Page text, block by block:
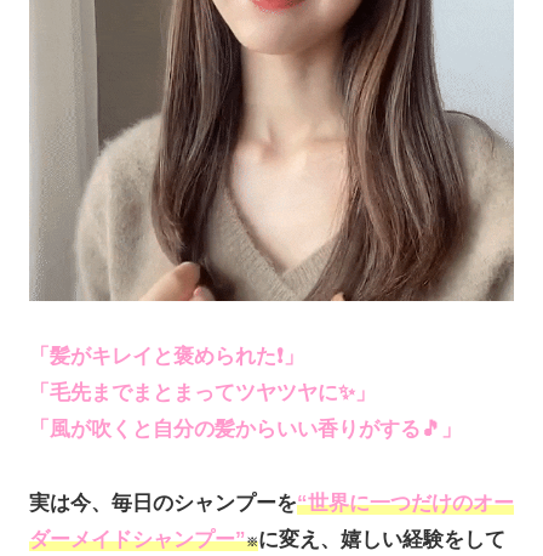
「髪がキレイと褒められた❗」
「毛先までまとまってツヤツヤに✨」
「風が吹くと自分の髪からいい香りがする🎵」
実は今、毎日のシャンプーを“世界に一つだけのオー
ダーメイドシャンプー”※に変え、嬉しい経験をして